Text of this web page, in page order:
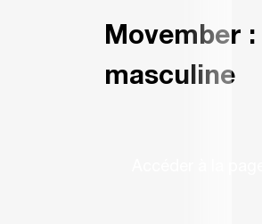
Movember
masculine